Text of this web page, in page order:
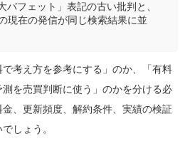
バフェット」表記の古い批判と、
現在の発信が同じ検索結果に並
考え方を参考にする」のか、「有料
を売買判断に使う」のかを分ける必
、更新頻度、解約条件、実績の検証
しょう。